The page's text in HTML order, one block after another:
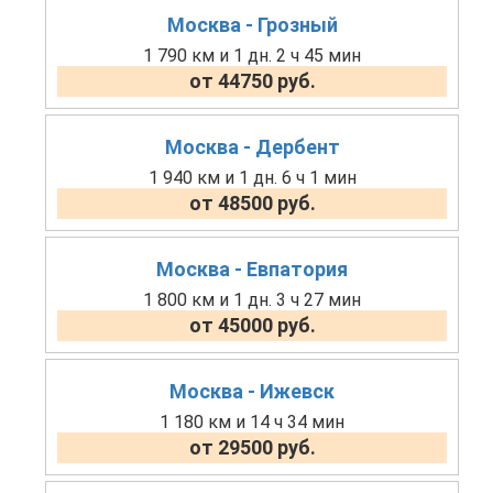
Москва - Грозный
1 790 км и 1 дн. 2 ч 45 мин
от 44750 руб.
Москва - Дербент
1 940 км и 1 дн. 6 ч 1 мин
от 48500 руб.
Москва - Евпатория
1 800 км и 1 дн. 3 ч 27 мин
от 45000 руб.
Москва - Ижевск
1 180 км и 14 ч 34 мин
от 29500 руб.